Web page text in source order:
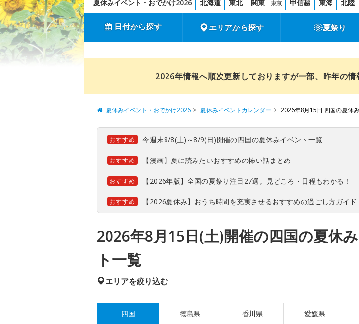
夏休みイベント・おでかけ2026 北海道 東北 関東 東京 甲信越 東海 北陸
日付から探す エリアから探す 夏祭り
2026年情報へ順次更新しておりますが一部、昨年の情
夏休みイベント・おでかけ2026 夏休みイベントカレンダー 2026年8月15日 四国の夏休
おすすめ 今週末8/8(土)～8/9(日)開催の四国の夏休みイベント一覧
おすすめ 【漫画】夏に読みたいおすすめの怖い話まとめ
おすすめ 【2026年版】全国の夏祭り注目27選。見どころ・日程もわかる！
おすすめ 【2026夏休み】おうち時間を充実させるおすすめの過ごし方ガイド
2026年8月15日(土)開催の四国の夏休
ト一覧
エリアを絞り込む
四国 徳島県 香川県 愛媛県